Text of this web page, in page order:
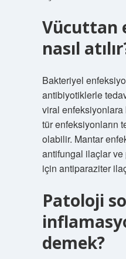
Vücuttan
nasıl
Bakteriyel
antibiyotiklerle
viral enfeksiyonlara
tür enfeksiyonların
olabilir. Mantar
antifungal ilaçlar
için antiparaziter
Patoloji
demek?